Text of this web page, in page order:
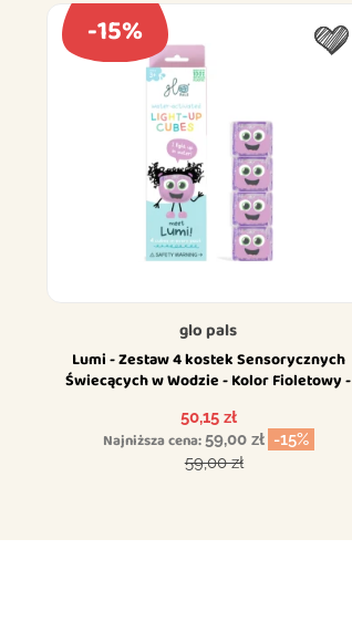
glo pals
Lumi - Zestaw 4 kostek Sensorycznych
Świecących w Wodzie - Kolor Fioletowy -
Cena
50,15 zł
Najniższa cena: 59,00 zł -15%
Cena podstawowa
59,00 zł
-15%